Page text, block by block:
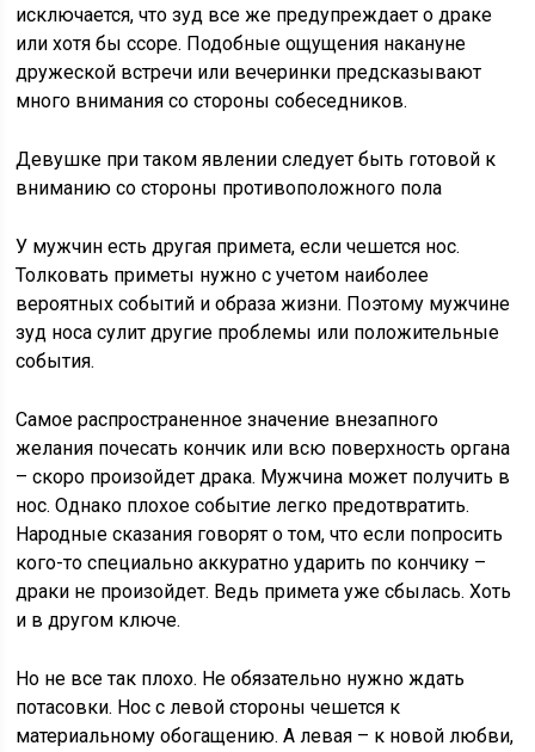
исключается, что зуд все же предупреждает о драке
или хотя бы ссоре. Подобные ощущения накануне
дружеской встречи или вечеринки предсказывают
много внимания со стороны собеседников.
Девушке при таком явлении следует быть готовой к
вниманию со стороны противоположного пола
У мужчин есть другая примета, если чешется нос.
Толковать приметы нужно с учетом наиболее
вероятных событий и образа жизни. Поэтому мужчине
зуд носа сулит другие проблемы или положительные
события.
Самое распространенное значение внезапного
желания почесать кончик или всю поверхность органа
– скоро произойдет драка. Мужчина может получить в
нос. Однако плохое событие легко предотвратить.
Народные сказания говорят о том, что если попросить
кого-то специально аккуратно ударить по кончику –
драки не произойдет. Ведь примета уже сбылась. Хоть
и в другом ключе.
Но не все так плохо. Не обязательно нужно ждать
потасовки. Нос с левой стороны чешется к
материальному обогащению. А левая – к новой любви,